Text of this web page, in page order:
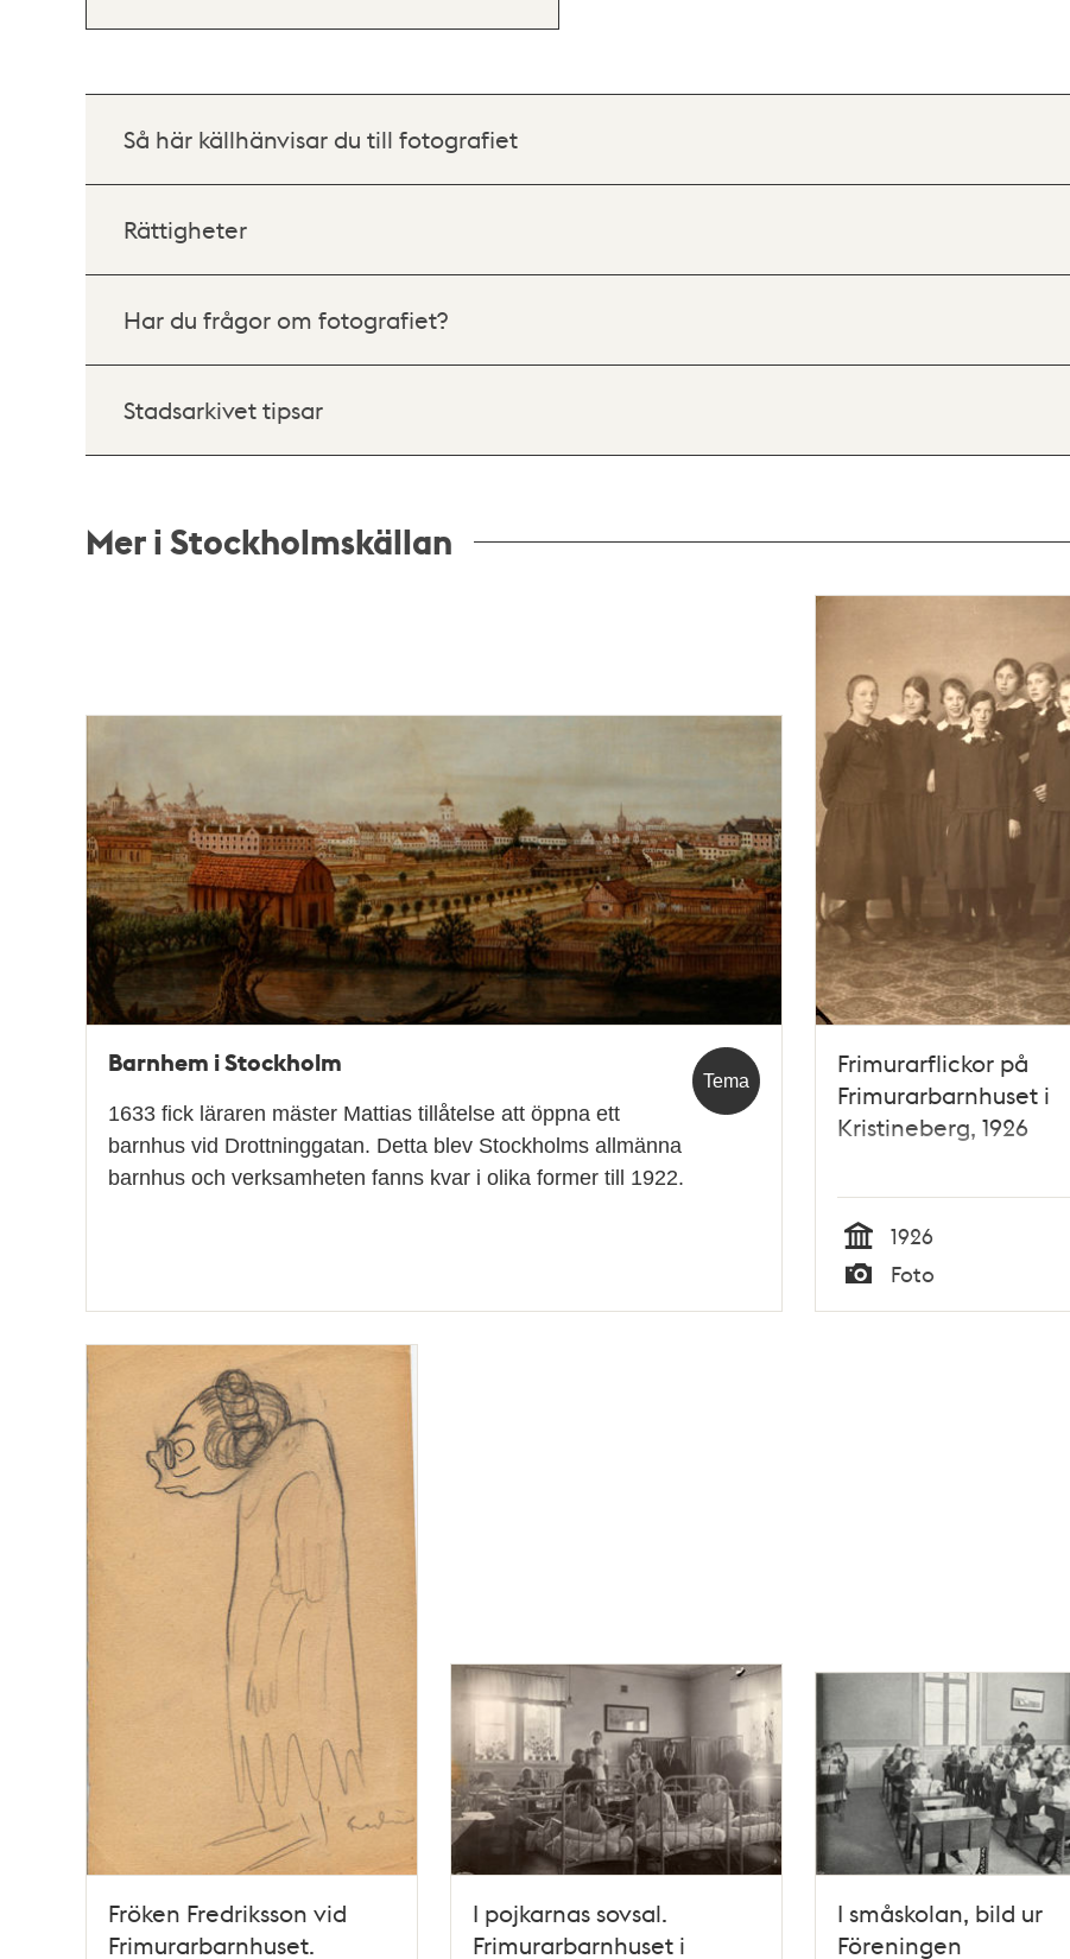
Så här källhänvisar du till fotografiet
Rättigheter
Har du frågor om fotografiet?
Stadsarkivet tipsar
Mer i Stockholmskällan
Tema
Barnhem i Stockholm
1633 fick läraren mäster Mattias tillåtelse att öppna ett
barnhus vid Drottninggatan. Detta blev Stockholms allmänna
barnhus och verksamheten fanns kvar i olika former till 1922.
Frimurarflickor på
Frimurarbarnhuset i
Kristineberg, 1926
Tid
1926
Typ
Foto
Fröken Fredriksson vid
Frimurarbarnhuset.
I pojkarnas sovsal.
Frimurarbarnhuset i
I småskolan, bild ur
Föreningen